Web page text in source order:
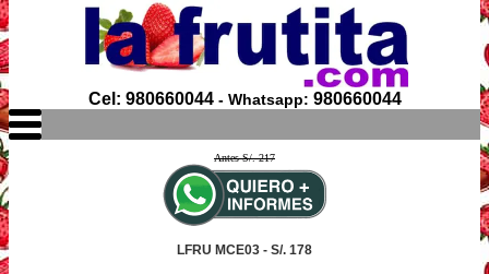
Cel: 980660044- Whatsapp: 980660044
Antes S/. 217
LFRU MCE03 - S/. 178